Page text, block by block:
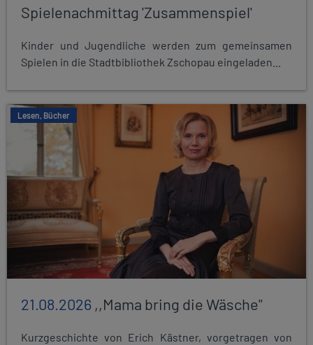
Spielenachmittag 'Zusammenspiel'
Kinder und Jugendliche werden zum gemeinsamen
Spielen in die Stadtbibliothek Zschopau eingeladen...
Lesen, Bücher
21.08.2026 ,,Mama bring die Wäsche"
Kurzgeschichte von Erich Kästner, vorgetragen von